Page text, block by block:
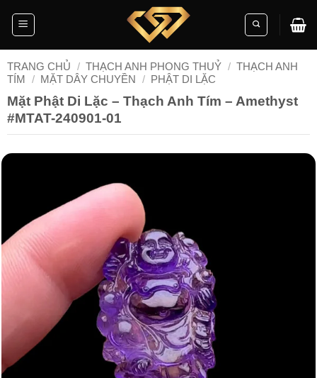
TRANG CHỦ / THẠCH ANH PHONG THUỶ / THẠCH ANH
TÍM / MẶT DÂY CHUYỀN / PHẬT DI LẶC
Mặt Phật Di Lặc – Thạch Anh Tím – Amethyst
#MTAT-240901-01